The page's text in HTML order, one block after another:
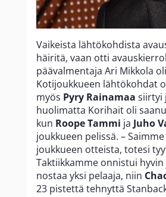
Vaikeista lähtökohdista
häiritä, vaan otti
päävalmentaja Ari Mikkola
Kotijoukkueen lähtökohdat
myös Pyry Rainamaa siirtyi
huolimatta Korihait oli
kun Roope Tammi ja Juho
joukkueen pelissä. –
joukkueen otteista, totesi
Taktiikkamme onnistui
nostaa yksi pelaaja, niin
23 pistettä tehnyttä